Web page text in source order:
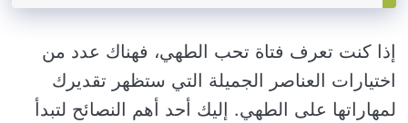
إذا كنت تعرف فتاة تحب الطهي، فهناك عدد من
اختيارات العناصر الجميلة التي ستظهر تقديرك
لمهاراتها على الطهي. إليك أحد أهم النصائح لتبدأ